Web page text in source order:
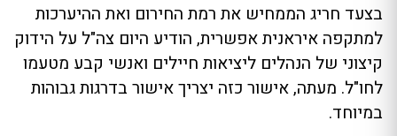
בצעד חריג הממחיש את רמת החירום ואת ההיערכות
למתקפה איראנית אפשרית, הודיע היום צה"ל על הידוק
קיצוני של הנהלים ליציאות חיילים ואנשי קבע מטעמו
לחו"ל. מעתה, אישור כזה יצריך אישור בדרגות גבוהות
במיוחד.